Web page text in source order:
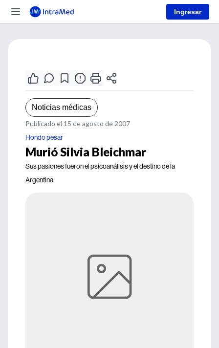
Ingresar
Noticias médicas
Publicado el 15 de agosto de 2007
Hondo pesar
Murió Silvia Bleichmar
Sus pasiones fueron el psicoanálisis y el destino de la
Argentina.